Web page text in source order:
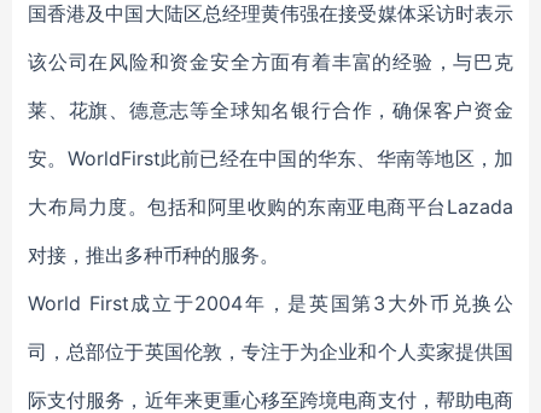
国香港及中国大陆区总经理黄伟强在接受媒体采访时表示
该公司在风险和资金安全方面有着丰富的经验，与巴克
莱、花旗、德意志等全球知名银行合作，确保客户资金
安。WorldFirst此前已经在中国的华东、华南等地区，加
大布局力度。包括和阿里收购的东南亚电商平台Lazada
对接，推出多种币种的服务。
World First成立于2004年，是英国第3大外币兑换公
司，总部位于英国伦敦，专注于为企业和个人卖家提供国
际支付服务，近年来更重心移至跨境电商支付，帮助电商